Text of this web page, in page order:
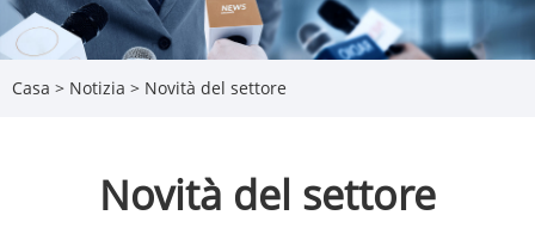
Casa > Notizia > Novità del settore
Novità del settore